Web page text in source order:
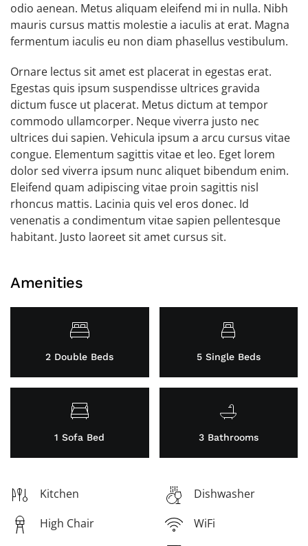
odio aenean. Metus aliquam eleifend mi in nulla. Nibh
mauris cursus mattis molestie a iaculis at erat. Magna
fermentum iaculis eu non diam phasellus vestibulum.
Ornare lectus sit amet est placerat in egestas erat.
Egestas quis ipsum suspendisse ultrices gravida
dictum fusce ut placerat. Metus dictum at tempor
commodo ullamcorper. Neque viverra justo nec
ultrices dui sapien. Vehicula ipsum a arcu cursus vitae
congue. Elementum sagittis vitae et leo. Eget lorem
dolor sed viverra ipsum nunc aliquet bibendum enim.
Eleifend quam adipiscing vitae proin sagittis nisl
rhoncus mattis. Lacinia quis vel eros donec. Id
venenatis a condimentum vitae sapien pellentesque
habitant. Justo laoreet sit amet cursus sit.
Amenities
2 Double Beds 5 Single Beds
1 Sofa Bed 3 Bathrooms
Kitchen
Dishwasher
High Chair
WiFi